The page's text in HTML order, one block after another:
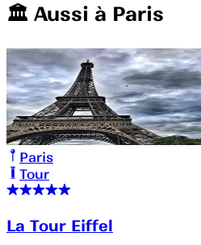
🏛️️ Aussi à Paris
Paris
Tour
La Tour Eiffel